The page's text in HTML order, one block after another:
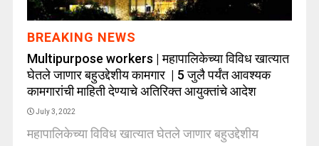
BREAKING NEWS
Multipurpose workers | महापालिकेच्या विविध खात्यात
घेतले जाणार बहुउद्देशीय कामगार | 5 जुलै पर्यंत आवश्यक
कामगारांची माहिती देण्याचे अतिरिक्त आयुक्तांचे आदेश
July 3, 2022
महापालिकेच्या विविध खात्यात घेतले जाणार बहुउद्देशीय